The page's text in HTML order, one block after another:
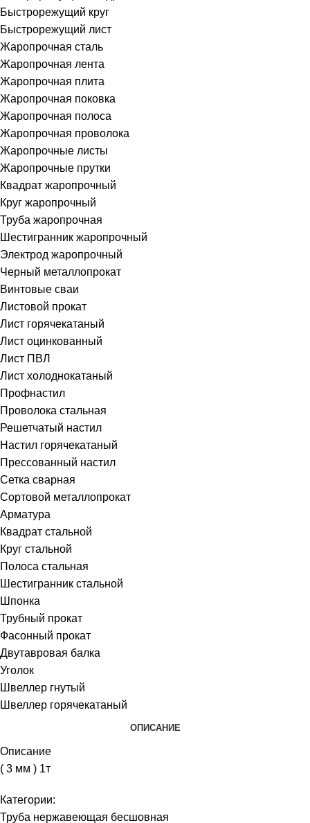
Быстрорежущий круг
Быстрорежущий лист
Жаропрочная сталь
Жаропрочная лента
Жаропрочная плита
Жаропрочная поковка
Жаропрочная полоса
Жаропрочная проволока
Жаропрочные листы
Жаропрочные прутки
Квадрат жаропрочный
Круг жаропрочный
Труба жаропрочная
Шестигранник жаропрочный
Электрод жаропрочный
Черный металлопрокат
Винтовые сваи
Листовой прокат
Лист горячекатаный
Лист оцинкованный
Лист ПВЛ
Лист холоднокатаный
Профнастил
Проволока стальная
Решетчатый настил
Настил горячекатаный
Прессованный настил
Сетка сварная
Сортовой металлопрокат
Арматура
Квадрат стальной
Круг стальной
Полоса стальная
Шестигранник стальной
Шпонка
Трубный прокат
Фасонный прокат
Двутавровая балка
Уголок
Швеллер гнутый
Швеллер горячекатаный
ОПИСАНИЕ
Описание
( 3 мм ) 1т
Категории:
Труба нержавеющая бесшовная